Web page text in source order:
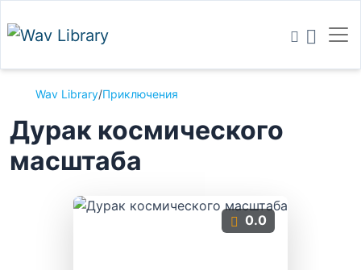
Wav Library/Приключения
Дурак космического
масштаба
0.0